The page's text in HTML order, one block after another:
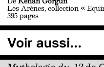
Les Arènes, collection «
395 pages
Voir aussi...